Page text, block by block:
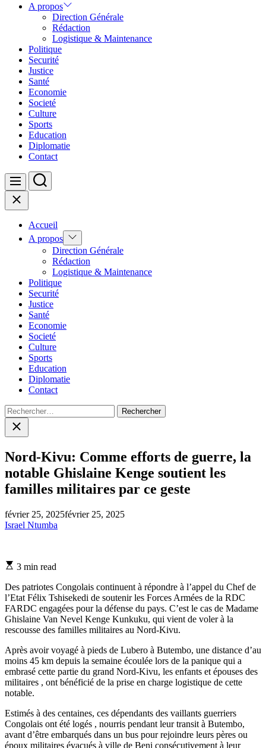
A propos
Direction Générale
Rédaction
Logistique & Maintenance
Politique
Securité
Justice
Santé
Economie
Societé
Culture
Sports
Education
Diplomatie
Contact
Menu Search
Close
Accueil
A propos Show
sub
menu
Direction Générale
Rédaction
Logistique & Maintenance
Politique
Securité
Justice
Santé
Economie
Societé
Culture
Sports
Education
Diplomatie
Contact
Rechercher :
Close
search
Nord-Kivu: Comme efforts de guerre, la
notable Ghislaine Kenge soutient les
familles militaires par ce geste
février 25, 2025février 25, 2025
Israel Ntumba
Estimated
time
3 min read
Des patriotes Congolais continuent à répondre à l’appel du Chef de
l’Etat Félix Tshisekedi de soutenir les Forces Armées de la RDC
FARDC engagées pour la défense du pays. C’est le cas de Madame
Ghislaine Van Nevel Kenge Kunkuku, qui vient de voler à la
rescousse des familles militaires au Nord-Kivu.
Après avoir voyagé à pieds de Lubero à Butembo, une distance d’au
moins 45 km depuis la semaine écoulée lors de la panique qui a
embrasé cette partie du grand Nord-Kivu, les enfants et épouses des
militaires , ont bénéficié de la prise en charge logistique de cette
notable.
Estimés à des centaines, ces dépendants des vaillants guerriers
Congolais ont été logés , nourris pendant leur transit à Butembo,
avant d’être embarqués dans un bus pour rejoindre leurs pères ou
époux militaires évacués à ville de Beni consécutivement à leur